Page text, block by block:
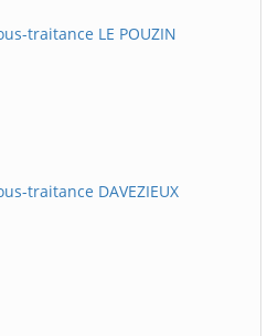
traitance LE POUZIN
traitance DAVEZIEUX